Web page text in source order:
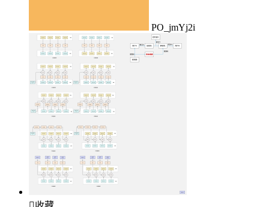
PO_jmYj2i